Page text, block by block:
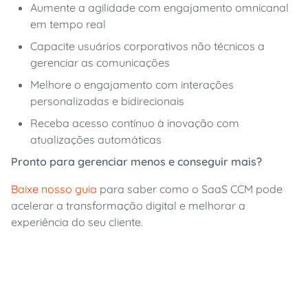
Aumente a agilidade com engajamento omnicanal
em tempo real
Capacite usuários corporativos não técnicos a
gerenciar as comunicações
Melhore o engajamento com interações
personalizadas e bidirecionais
Receba acesso contínuo à inovação com
atualizações automáticas
Pronto para gerenciar menos e conseguir mais?
Baixe nosso guia para saber como o SaaS CCM pode
acelerar a transformação digital e melhorar a
experiência do seu cliente.